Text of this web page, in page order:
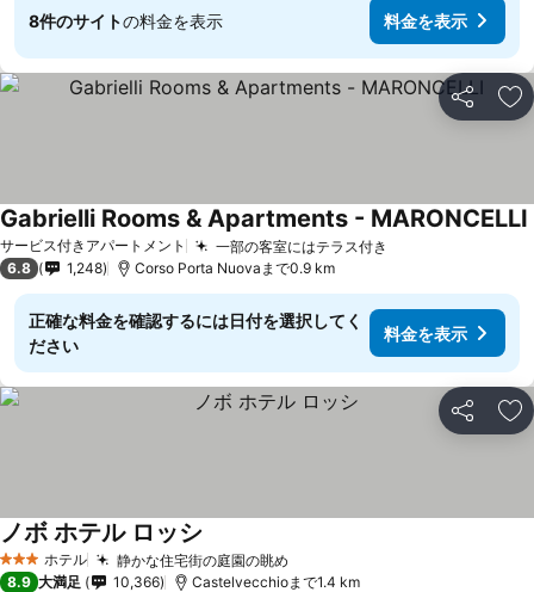
8件のサイトの料金を表示 料金を表示
シェア お
サービス付きアパートメント 一部の客室にはテラス付き
Gabrielli Rooms & Apartments - MARONCELLI
6.8 1,248 Corso Porta Nuovaまで0.9 km
正確な料金を確認するには日付を選択してく
ださい
料金を表示
シェア お
3 ホテルのランク
ホテル 静かな住宅街の庭園の眺め
ノボ ホテル ロッシ
8.9 大満足 10,366 Castelvecchioまで1.4 km